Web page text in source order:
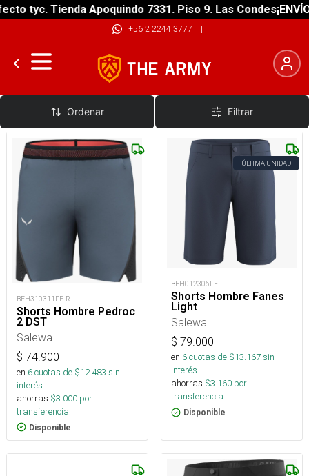
tyc. Tienda Apoquindo 7331. Piso 9. Las Condes
+56 2 2244 3777 |
Shorts Hombre
Ordenar Filtrar
BEH310311FE-R
Shorts Hombre Pedroc
2 DST
Salewa
$ 74.900
en 6cuotas de $12.483 sin
interés
ahorras $3.000 por
transferencia.
Disponible
ÚLTIMA UNIDAD
BEH012306FE
Shorts Hombre Fanes
Light
Salewa
$ 79.000
en 6cuotas de $13.167sin
interés
ahorras $3.160 por
transferencia.
Disponible